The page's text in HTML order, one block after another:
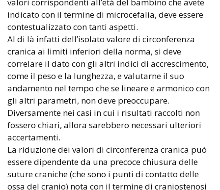
indicato con il termine di microcefalia, deve essere
contestualizzato con tanti aspetti.
Al di là infatti dell’isolato valore di circonferenza
cranica ai limiti inferiori della norma, si deve
correlare il dato con gli altri indici di accrescimento,
come il peso e la lunghezza, e valutarne il suo
andamento nel tempo che se lineare e armonico con
gli altri parametri, non deve preoccupare.
Diversamente nei casi in cui i risultati raccolti non
fossero chiari, allora sarebbero necessari ulteriori
accertamenti.
La riduzione dei valori di circonferenza cranica può
essere dipendente da una precoce chiusura delle
suture craniche (che sono i punti di contatto delle
ossa del cranio) nota con il termine di craniostenosi